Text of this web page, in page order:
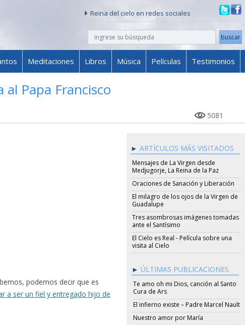
Reina del cielo en redes sociales
buscar
Skip to content
Meditaciones Libros Música Películas Testimonios
al Papa Francisco
5081
podemos decir que es
a ser un fiel y entregado hijo de
ARTÍCULOS MÁS VISITADOS
Mensajes de La Virgen desde
Medjugorje, La Reina de la Paz
Oraciones de Sanación y Liberación
El milagro de los ojos de la Virgen de
Guadalupe
Tres asombrosas imágenes tomadas
ante el Santísimo
El Cielo es Real - Película sobre una
visita al Cielo
ÚLTIMAS PUBLICACIONES
Te amo oh mi Dios, canción al Santo
Cura de Ars
El infierno existe – Padre Marcel Nault
Nuestro amor por María